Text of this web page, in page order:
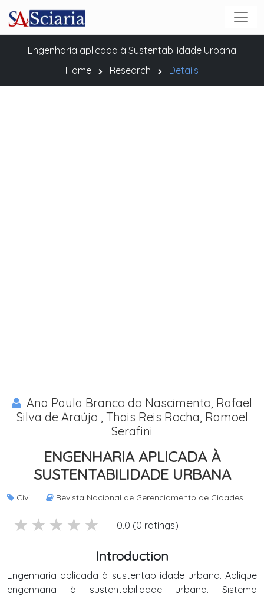
Engenharia aplicada à Sustentabilidade Urbana
Home
Research Details
Ana Paula Branco do Nascimento, Rafael
Silva de Araújo , Thais Reis Rocha, Ramoel
Serafini
ENGENHARIA APLICADA À
SUSTENTABILIDADE URBANA
Civil Revista Nacional de Gerenciamento de Cidades
1 stars
2 stars
3 stars
4 stars
5 stars 0.0 (0 ratings)
Introduction
Engenharia aplicada à sustentabilidade urbana. Aplique
engenharia à sustentabilidade urbana. Sistema